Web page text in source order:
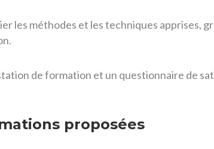
les méthodes et les techniques apprises,
de formation et un questionnaire de
proposées